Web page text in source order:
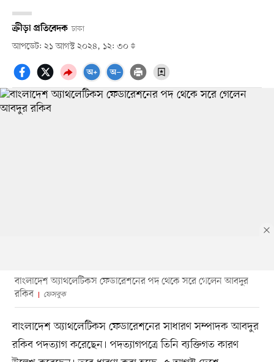
ক্রীড়া প্রতিবেদক ঢাকা
আপডেট: ২১ আগস্ট ২০২৪, ১২: ৩০
বাংলাদেশ অ্যাথলেটিকস ফেডারেশনের পদ থেকে সরে গেলেন আবদুর
রকিব
ফেসবুক
বাংলাদেশ অ্যাথলেটিকস ফেডারেশনের সাধারণ সম্পাদক আবদুর
রকিব পদত্যাগ করেছেন। পদত্যাগপত্রে তিনি ব্যক্তিগত কারণ